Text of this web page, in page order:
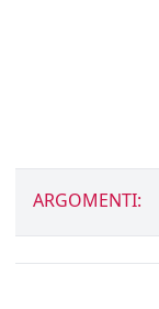
ARGOMENTI: